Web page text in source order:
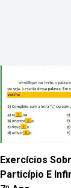
Exercícios
Particípio E